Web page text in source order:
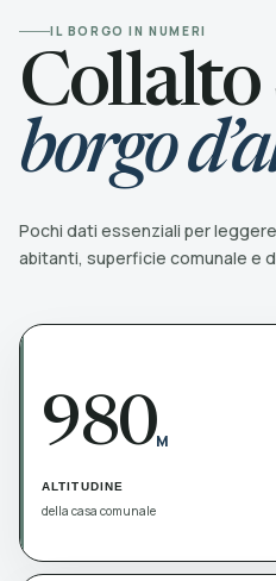
IL BORGO IN NUMERI
Collalto
borgo
Pochi dati essenziali per
abitanti, superficie comunale e
980M
ALTITUDINE
della casa comunale